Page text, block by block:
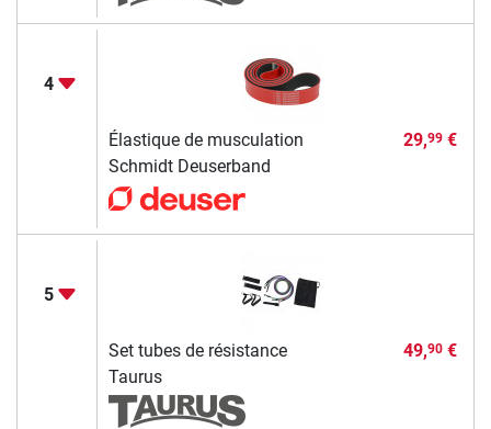
4
Élastique de musculation
Schmidt Deuserband
29,99€
5
Set tubes de résistance
Taurus
49,90€